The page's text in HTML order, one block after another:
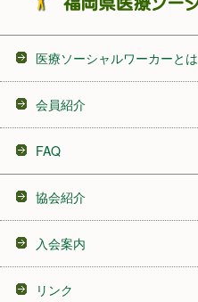
21:00
23:00
医療ソーシャルワーカーとは
会員紹介
FAQ
協会紹介
入会案内
リンク